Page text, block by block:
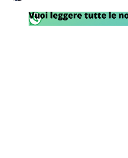
Social